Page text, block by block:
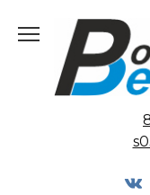
содержанию